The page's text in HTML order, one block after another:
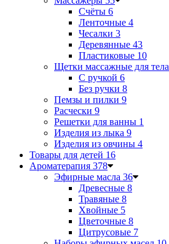
Счёты 6
Ленточные 4
Чесалки 3
Деревянные 43
Пластиковые 10
Щетки массажные для тела
С ручкой 6
Без ручки 8
Пемзы и пилки 9
Расчески 9
Решетки для ванны 1
Изделия из лыка 9
Изделия из овчины 4
Товары для детей 16
Ароматерапия 378
Эфирные масла 36
Древесные 8
Травяные 8
Хвойные 5
Цветочные 8
Цитрусовые 7